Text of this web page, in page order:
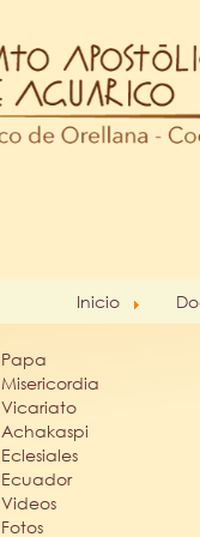
Inicio
Papa
Misericordia
Vicariato
Achakaspi
Eclesiales
Ecuador
Videos
Fotos